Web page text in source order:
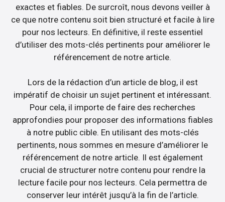
exactes et fiables. De surcroît, nous devons veiller à
ce que notre contenu soit bien structuré et facile à lire
pour nos lecteurs. En définitive, il reste essentiel
d’utiliser des mots-clés pertinents pour améliorer le
référencement de notre article.
Lors de la rédaction d’un article de blog, il est
impératif de choisir un sujet pertinent et intéressant.
Pour cela, il importe de faire des recherches
approfondies pour proposer des informations fiables
à notre public cible. En utilisant des mots-clés
pertinents, nous sommes en mesure d’améliorer le
référencement de notre article. Il est également
crucial de structurer notre contenu pour rendre la
lecture facile pour nos lecteurs. Cela permettra de
conserver leur intérêt jusqu’à la fin de l’article.